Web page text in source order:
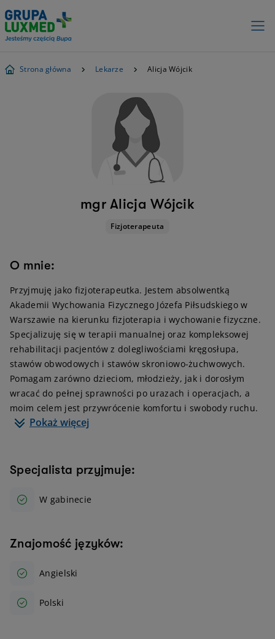
Strona główna Lekarze Alicja Wójcik
mgr Alicja Wójcik
Fizjoterapeuta
O mnie:
Przyjmuję jako fizjoterapeutka. Jestem absolwentką
Akademii Wychowania Fizycznego Józefa Piłsudskiego w
Warszawie na kierunku fizjoterapia i wychowanie fizyczne.
Specjalizuję się w terapii manualnej oraz kompleksowej
rehabilitacji pacjentów z dolegliwościami kręgosłupa,
stawów obwodowych i stawów skroniowo-żuchwowych.
Pomagam zarówno dzieciom, młodzieży, jak i dorosłym
wracać do pełnej sprawności po urazach i operacjach, a
moim celem jest przywrócenie komfortu i swobody ruchu.
Pokaż więcej
Specjalista przyjmuje:
W gabinecie
Znajomość języków:
Angielski
Polski